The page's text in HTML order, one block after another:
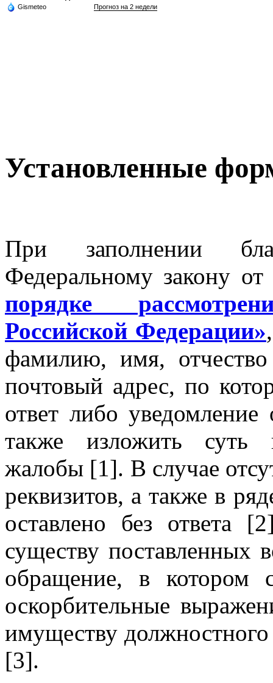
Gismeteo Прогноз на 2 недели
Установленные
При заполнении
Федеральному закону
порядке
Российской Федерации»
фамилию, имя,
почтовый адрес, по
ответ либо
также изложить суть
жалобы [1]. В случае
реквизитов, а также в
оставлено без ответа
существу поставленных
обращение, в котором
оскорбительные
имуществу
[3].